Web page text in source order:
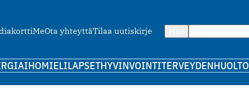
MeOta yhteyttäTilaa uutiskirje
IHOMIELILAPSETHYVINVOINTITERVEYDENHUOLTO